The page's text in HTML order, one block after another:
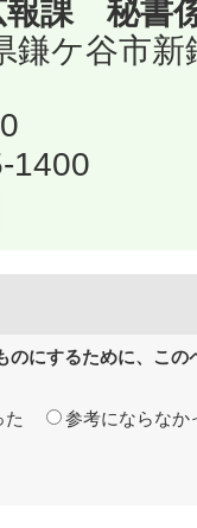
報課 秘書
ケ谷市
1400
のにするために、こ
た 参考にならなか